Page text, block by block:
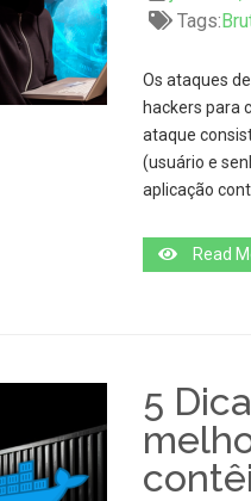
Tags:
Os ataques
hackers para
ataque
(usuário e
aplicação
Read
5